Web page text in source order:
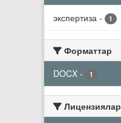
экспертиза - 1
Форматтар
DOCX - 1
Лицензиялар